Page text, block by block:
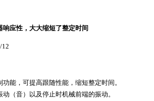
应性，大大缩短了整定时间
12
能，可提高跟随性能，缩短整定时间。
（音）以及停止时机械前端的振动。